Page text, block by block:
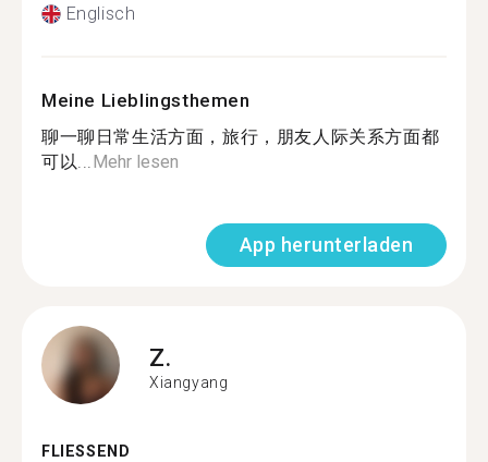
Englisch
Meine Lieblingsthemen
聊一聊日常生活方面，旅行，朋友人际关系方面都
可以...Mehr lesen
App herunterladen
Z.
Xiangyang
FLIESSEND